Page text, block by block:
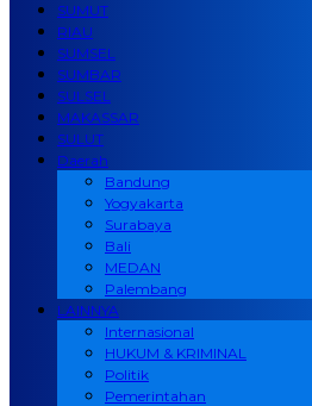
SUMUT
RIAU
SUMSEL
SUMBAR
SULSEL
MAKASSAR
SULUT
Daerah
Bandung
Yogyakarta
Surabaya
Bali
MEDAN
Palembang
LAINNYA
Internasional
HUKUM & KRIMINAL
Politik
Pemerintahan